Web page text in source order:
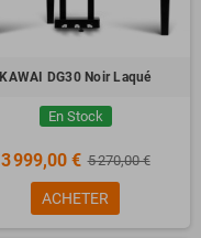
KAWAI DG30 Noir Laqué
En Stock
3 999,00 € 5 270,00 €
ACHETER